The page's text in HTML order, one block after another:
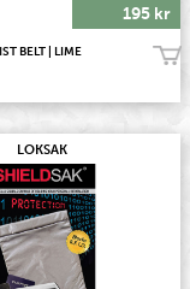
195 kr
BELT | LIME Köp!
LOKSAK